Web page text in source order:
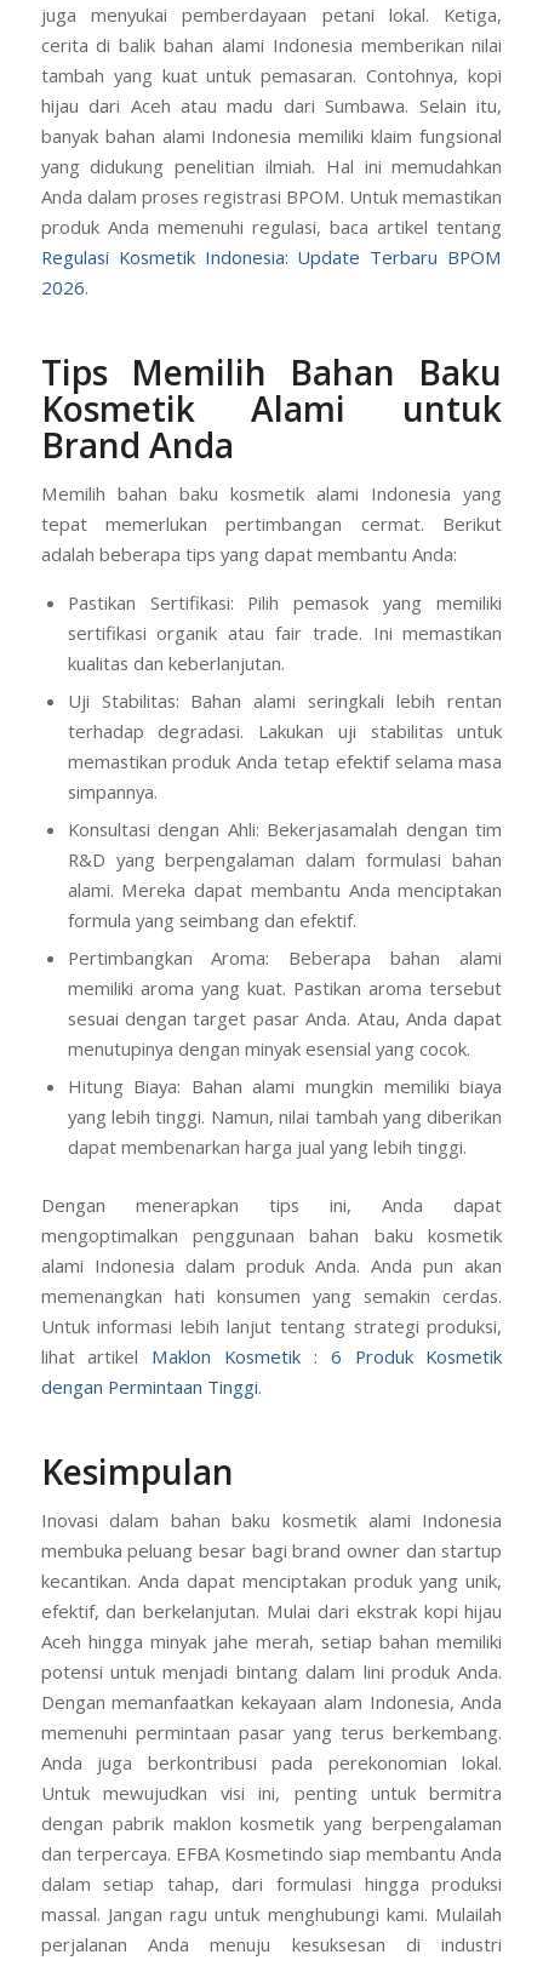
juga menyukai pemberdayaan petani lokal. Ketiga,
cerita di balik bahan alami Indonesia memberikan nilai
tambah yang kuat untuk pemasaran. Contohnya, kopi
hijau dari Aceh atau madu dari Sumbawa. Selain itu,
banyak bahan alami Indonesia memiliki klaim fungsional
yang didukung penelitian ilmiah. Hal ini memudahkan
Anda dalam proses registrasi BPOM. Untuk memastikan
produk Anda memenuhi regulasi, baca artikel tentang
Regulasi Kosmetik Indonesia: Update Terbaru BPOM
2026.
Tips Memilih Bahan Baku
Kosmetik Alami untuk
Brand Anda
Memilih bahan baku kosmetik alami Indonesia yang
tepat memerlukan pertimbangan cermat. Berikut
adalah beberapa tips yang dapat membantu Anda:
Pastikan Sertifikasi: Pilih pemasok yang memiliki
sertifikasi organik atau fair trade. Ini memastikan
kualitas dan keberlanjutan.
Uji Stabilitas: Bahan alami seringkali lebih rentan
terhadap degradasi. Lakukan uji stabilitas untuk
memastikan produk Anda tetap efektif selama masa
simpannya.
Konsultasi dengan Ahli: Bekerjasamalah dengan tim
R&D yang berpengalaman dalam formulasi bahan
alami. Mereka dapat membantu Anda menciptakan
formula yang seimbang dan efektif.
Pertimbangkan Aroma: Beberapa bahan alami
memiliki aroma yang kuat. Pastikan aroma tersebut
sesuai dengan target pasar Anda. Atau, Anda dapat
menutupinya dengan minyak esensial yang cocok.
Hitung Biaya: Bahan alami mungkin memiliki biaya
yang lebih tinggi. Namun, nilai tambah yang diberikan
dapat membenarkan harga jual yang lebih tinggi.
Dengan menerapkan tips ini, Anda dapat
mengoptimalkan penggunaan bahan baku kosmetik
alami Indonesia dalam produk Anda. Anda pun akan
memenangkan hati konsumen yang semakin cerdas.
Untuk informasi lebih lanjut tentang strategi produksi,
lihat artikel Maklon Kosmetik : 6 Produk Kosmetik
dengan Permintaan Tinggi.
Kesimpulan
Inovasi dalam bahan baku kosmetik alami Indonesia
membuka peluang besar bagi brand owner dan startup
kecantikan. Anda dapat menciptakan produk yang unik,
efektif, dan berkelanjutan. Mulai dari ekstrak kopi hijau
Aceh hingga minyak jahe merah, setiap bahan memiliki
potensi untuk menjadi bintang dalam lini produk Anda.
Dengan memanfaatkan kekayaan alam Indonesia, Anda
memenuhi permintaan pasar yang terus berkembang.
Anda juga berkontribusi pada perekonomian lokal.
Untuk mewujudkan visi ini, penting untuk bermitra
dengan pabrik maklon kosmetik yang berpengalaman
dan terpercaya. EFBA Kosmetindo siap membantu Anda
dalam setiap tahap, dari formulasi hingga produksi
massal. Jangan ragu untuk menghubungi kami. Mulailah
perjalanan Anda menuju kesuksesan di industri